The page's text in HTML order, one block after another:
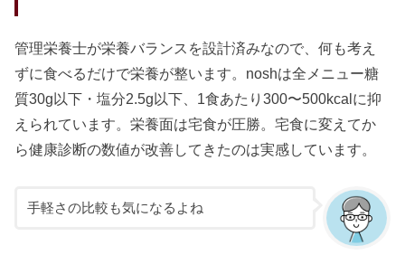
管理栄養士が栄養バランスを設計済みなので、何も考え
ずに食べるだけで栄養が整います。noshは全メニュー糖
質30g以下・塩分2.5g以下、1食あたり300〜500kcalに抑
えられています。栄養面は宅食が圧勝。宅食に変えてか
ら健康診断の数値が改善してきたのは実感しています。
手軽さの比較も気になるよね